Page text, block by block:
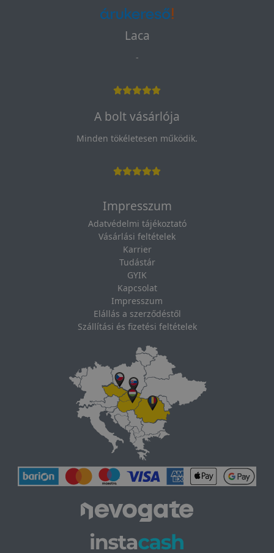
Laca
-
A bolt vásárlója
Minden tökéletesen működik.
Impresszum
Adatvédelmi tájékoztató
Vásárlási feltételek
Karrier
Tudástár
GYIK
Kapcsolat
Impresszum
Elállás a szerződéstől
Szállítási és fizetési feltételek